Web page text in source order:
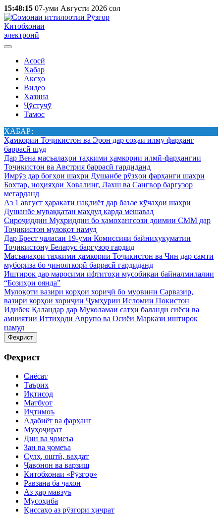
15:48:15 07-уми Августи 2026 сол
Китобхонаи
электронӣ
Асосӣ
Хабар
Аксҳо
Видео
Хазина
Ҷӯстуҷӯ
Тамос
ХАБАР:
Ҳамкории Тоҷикистон ва Эрон дар соҳаи илму фарҳанг
баррасӣ шуд
Дар Вена масъалаҳои таҳкими ҳамкории илмӣ-фарҳангии
Тоҷикистон ва Австрия баррасӣ гардиданд
Имрӯз дар боғҳои шаҳри Душанбе рӯзҳои фарҳанги шаҳри
Бохтар, ноҳияҳои Ховалинг, Лахш ва Сангвор баргузор
мегарданд
Аз 1 август ҳаракати нақлиёт дар баъзе кӯчаҳои шаҳри
Душанбе муваққатан маҳдуд карда мешавад
Сироҷиддин Муҳриддин бо ҳамоҳангсози доимии СММ дар
Тоҷикистон мулоқот намуд
Дар Брест ҷаласаи 19-уми Комиссияи байниҳукуматии
Тоҷикистону Беларус баргузор гардид
Масъалаҳои таҳкими ҳамкории Тоҷикистон ва Чин дар самти
мубориза бо ҷинояткорӣ баррасӣ гардиданд
Иштирок дар маросими ифтитоҳи мусобиқаи байналмилалии
“Бозиҳои оянда”
Мулоқоти вазири корҳои хориҷӣ бо муовини Сарвазир,
вазири корҳои хориҷии Ҷумҳурии Исломии Покистон
Идибек Қаландар дар Муколамаи сатҳи баланди сиёсӣ ва
амниятии Иттиҳоди Аврупо ва Осиёи Марказӣ иштирок
намуд
Феҳрист
Феҳрист
Сиёсат
Таърих
Иқтисод
Матбуот
Иҷтимоъ
Адабиёт ва фарҳанг
Муҳоҷират
Дин ва ҷомеъа
Зан ва ҷомеъа
Сулҳ, оштӣ, ваҳдат
Ҷавонон ва варзиш
Китобхонаи «Рӯзгор»
Равзана ба ҷахон
Аз ҳар мавзуъ
Мусоҳиба
Қиссаҳо аз рӯзгори ҳиҷрат